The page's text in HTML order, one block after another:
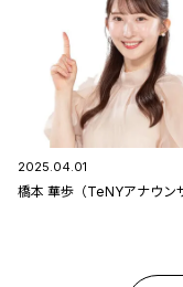
2025.04.01
橋本 華歩（TeNYアナウン